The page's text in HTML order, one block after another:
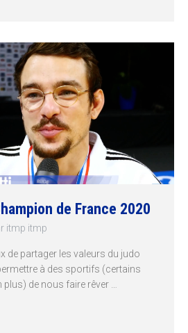
de France 2020
itmp itmp
de partager les valeurs du judo
à des sportifs (certains
de nous faire rêver …